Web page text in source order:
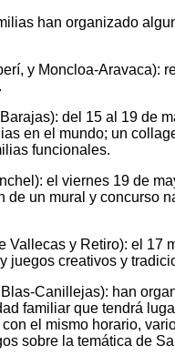
han organizado
y Moncloa-Aravaca):
del 15 al 19 de
en el mundo; un
funcionales.
el viernes 19 de
de un mural y concurso
Vallecas y Retiro): el 17
juegos creativos y
Canillejas): han
familiar que tendrá
el mismo horario,
sobre la temática de